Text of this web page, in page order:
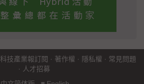
科技產業報訂閱 · 著作權 · 隱私權 · 常見問題
· 人才招募